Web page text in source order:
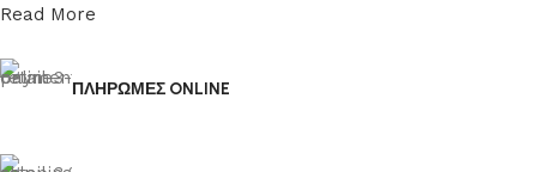
Read More
ΠΛΗΡΩΜΕΣ ONLINE